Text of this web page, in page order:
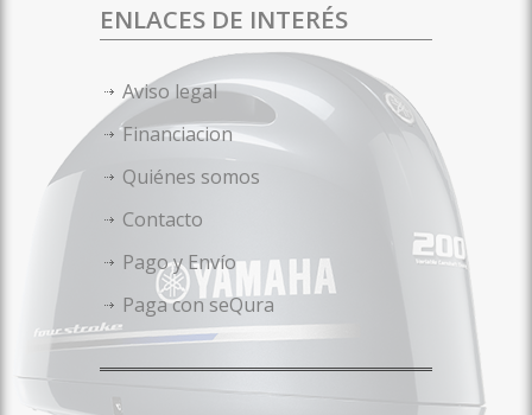
ENLACES DE INTERÉS
Aviso legal
Financiacion
Quiénes somos
Contacto
Pago y Envío
Paga con seQura